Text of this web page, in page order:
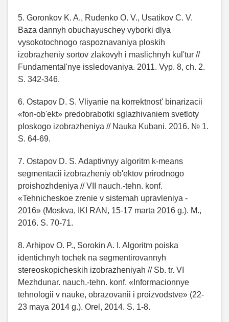
5. Goronkov K. A., Rudenko O. V., Usatikov C. V.
Baza dannyh obuchayuschey vyborki dlya
vysokotochnogo raspoznavaniya ploskih
izobrazheniy sortov zlakovyh i maslichnyh kul'tur //
Fundamental'nye issledovaniya. 2011. Vyp. 8, ch. 2.
S. 342-346.
6. Ostapov D. S. Vliyanie na korrektnost' binarizacii
«fon-ob'ekt» predobrabotki sglazhivaniem svetloty
ploskogo izobrazheniya // Nauka Kubani. 2016. № 1.
S. 64-69.
7. Ostapov D. S. Adaptivnyy algoritm k-means
segmentacii izobrazheniy ob'ektov prirodnogo
proishozhdeniya // VII nauch.-tehn. konf.
«Tehnicheskoe zrenie v sistemah upravleniya -
2016» (Moskva, IKI RAN, 15-17 marta 2016 g.). M.,
2016. S. 70-71.
8. Arhipov O. P., Sorokin A. I. Algoritm poiska
identichnyh tochek na segmentirovannyh
stereoskopicheskih izobrazheniyah // Sb. tr. VI
Mezhdunar. nauch.-tehn. konf. «Informacionnye
tehnologii v nauke, obrazovanii i proizvodstve» (22-
23 maya 2014 g.). Orel, 2014. S. 1-8.